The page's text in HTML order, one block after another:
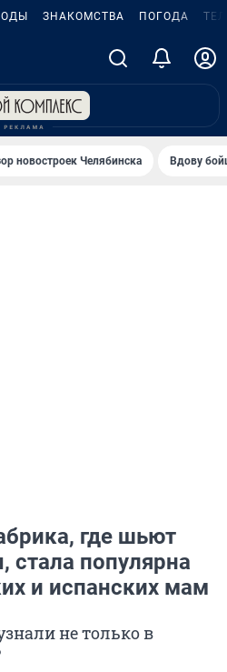
ЗНАКОМСТВА ПОГОДА
новостроек Челябинска Вдову
где шьют
стала популярна
и испанских мам
не только в